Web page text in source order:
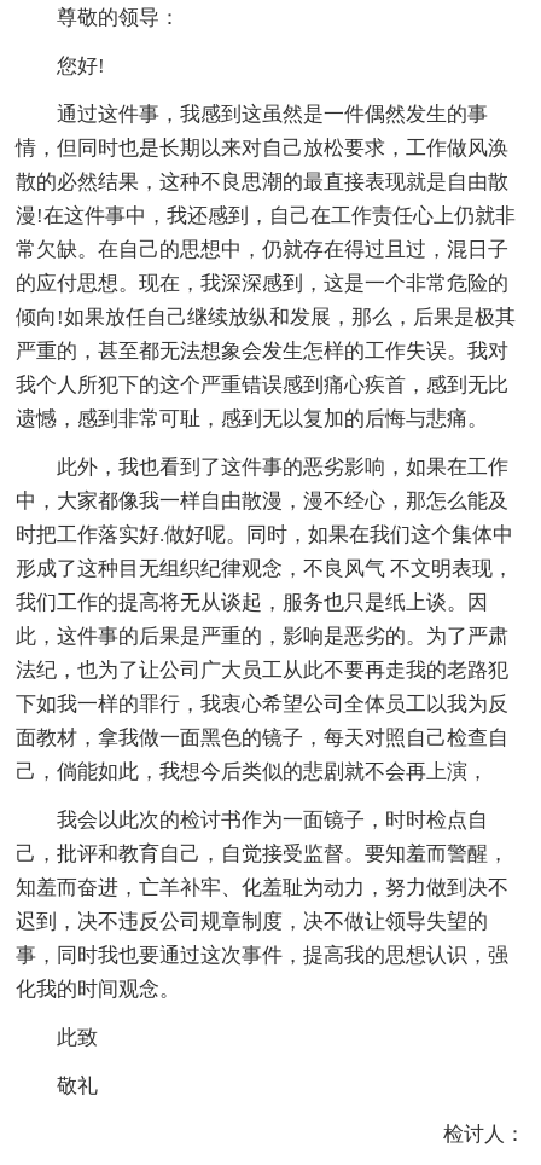
尊敬的领导：
您好!
通过这件事，我感到这虽然是一件偶然发生的事
情，但同时也是长期以来对自己放松要求，工作做风涣
散的必然结果，这种不良思潮的最直接表现就是自由散
漫!在这件事中，我还感到，自己在工作责任心上仍就非
常欠缺。在自己的思想中，仍就存在得过且过，混日子
的应付思想。现在，我深深感到，这是一个非常危险的
倾向!如果放任自己继续放纵和发展，那么，后果是极其
严重的，甚至都无法想象会发生怎样的工作失误。我对
我个人所犯下的这个严重错误感到痛心疾首，感到无比
遗憾，感到非常可耻，感到无以复加的后悔与悲痛。
此外，我也看到了这件事的恶劣影响，如果在工作
中，大家都像我一样自由散漫，漫不经心，那怎么能及
时把工作落实好.做好呢。同时，如果在我们这个集体中
形成了这种目无组织纪律观念，不良风气 不文明表现，
我们工作的提高将无从谈起，服务也只是纸上谈。因
此，这件事的后果是严重的，影响是恶劣的。为了严肃
法纪，也为了让公司广大员工从此不要再走我的老路犯
下如我一样的罪行，我衷心希望公司全体员工以我为反
面教材，拿我做一面黑色的镜子，每天对照自己检查自
己，倘能如此，我想今后类似的悲剧就不会再上演，
我会以此次的检讨书作为一面镜子，时时检点自
己，批评和教育自己，自觉接受监督。要知羞而警醒，
知羞而奋进，亡羊补牢、化羞耻为动力，努力做到决不
迟到，决不违反公司规章制度，决不做让领导失望的
事，同时我也要通过这次事件，提高我的思想认识，强
化我的时间观念。
此致
敬礼
检讨人：